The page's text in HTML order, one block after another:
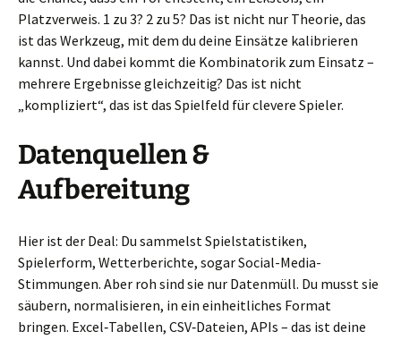
Platzverweis. 1 zu 3? 2 zu 5? Das ist nicht nur Theorie, das
ist das Werkzeug, mit dem du deine Einsätze kalibrieren
kannst. Und dabei kommt die Kombinatorik zum Einsatz –
mehrere Ergebnisse gleichzeitig? Das ist nicht
„kompliziert“, das ist das Spielfeld für clevere Spieler.
Datenquellen &
Aufbereitung
Hier ist der Deal: Du sammelst Spielstatistiken,
Spielerform, Wetterberichte, sogar Social-Media-
Stimmungen. Aber roh sind sie nur Datenmüll. Du musst sie
säubern, normalisieren, in ein einheitliches Format
bringen. Excel‑Tabellen, CSV‑Dateien, APIs – das ist deine